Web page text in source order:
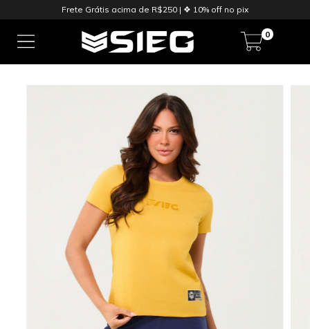
Frete Grátis acima de R$250 | ❖ 10% off no pix
0